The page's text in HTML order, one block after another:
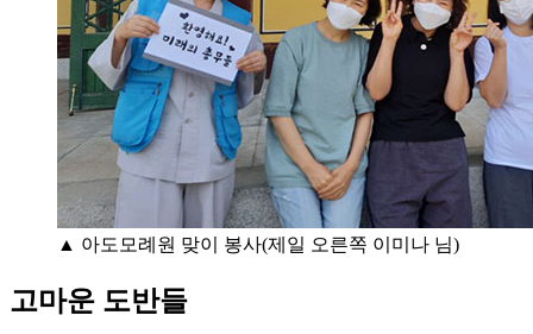
▲ 아도모례원 맞이 봉사(제일 오른쪽 이미나 님)
고마운 도반들